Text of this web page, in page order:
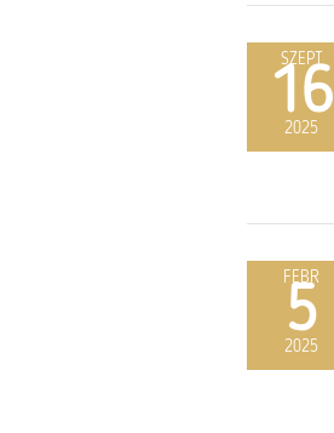
SZEPT
16
2025
FEBR
5
2025